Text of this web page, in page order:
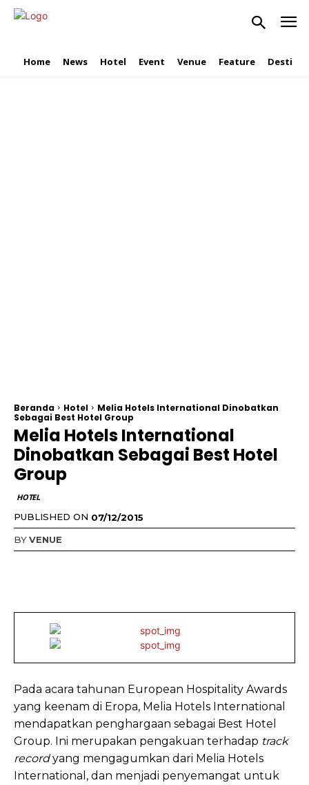
Home News Hotel Event Venue Feature
Beranda Hotel
Melia Hotels International Dinobatkan
Sebagai Best Hotel Group
Melia Hotels International
Dinobatkan Sebagai Best Hotel
Group
HOTEL
PUBLISHED ON 07/12/2015
BYVENUE
Pada acara tahunan European Hospitality Awards
yang keenam di Eropa, Melia Hotels International
mendapatkan penghargaan sebagai Best Hotel
Group. Ini merupakan pengakuan terhadap track
recordyang mengagumkan dari Melia Hotels
International, dan menjadi penyemangat untuk